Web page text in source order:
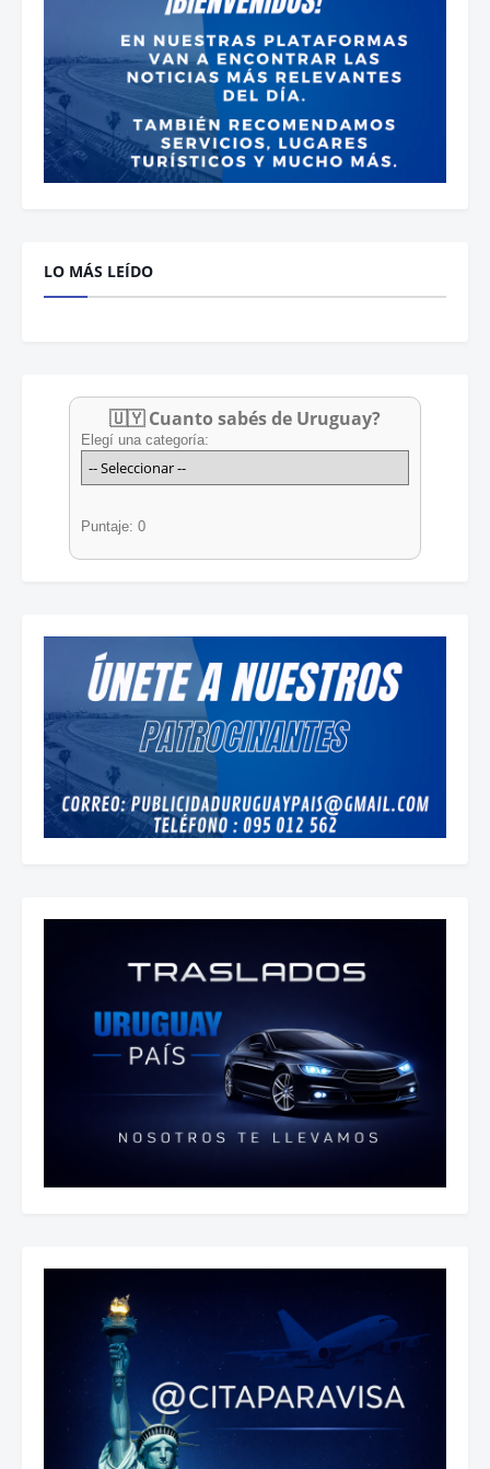
LO MÁS LEÍDO
🇺🇾 Cuanto sabés de Uruguay?
Elegí una categoría:
Puntaje: 0